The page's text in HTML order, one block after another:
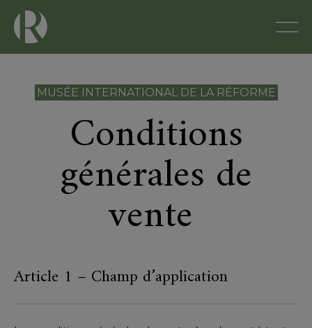
MUSÉE INTERNATIONAL DE LA RÉFORME
Conditions
générales de
vente
Article 1 – Champ d’application